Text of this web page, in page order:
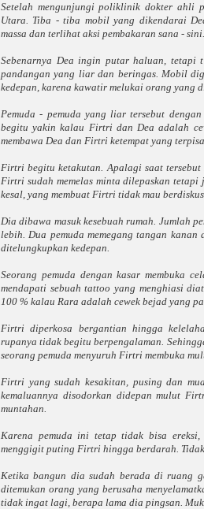
Setelah mengunjungi poliklinik dokter ahli
Utara. Tiba - tiba mobil yang dikendarai
massa dan terlihat aksi pembakaran sana - sini.
Sebenarnya Dea ingin putar haluan, tetapi
pandangan yang liar dan beringas. Mobil
kedepan, karena kawatir melukai orang yang
Pemuda - pemuda yang liar tersebut
begitu yakin kalau Firtri dan Dea adalah
membawa Dea dan Firtri ketempat yang
Firtri begitu ketakutan. Apalagi saat
Firtri sudah memelas minta dilepaskan
kesal, yang membuat Firtri tidak mau
Dia dibawa masuk kesebuah rumah. Jumlah
lebih. Dua pemuda memegang tangan
ditelungkupkan kedepan.
Seorang pemuda dengan kasar membuka
mendapati sebuah tattoo yang menghiasi
100 % kalau Rara adalah cewek bejad yang
Firtri diperkosa bergantian hingga
rupanya tidak begitu berpengalaman.
seorang pemuda menyuruh Firtri membuka
Firtri yang sudah kesakitan, pusing dan
kemaluannya disodorkan didepan mulut
muntahan.
Karena pemuda ini tetap tidak bisa ereksi,
menggigit puting Firtri hingga berdarah.
Ketika bangun dia sudah berada di ruang
ditemukan orang yang berusaha
tidak ingat lagi, berapa lama dia pingsan.